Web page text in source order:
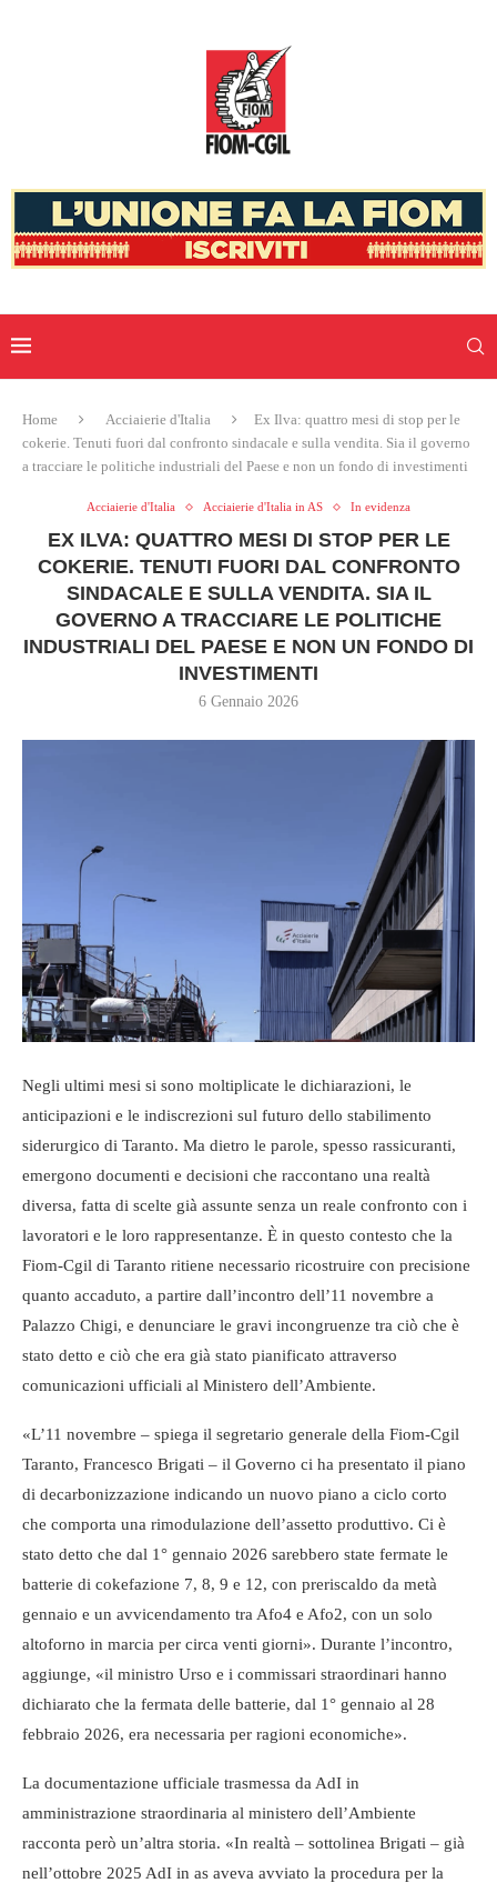
Home Acciaierie d'Italia
Ex Ilva: quattro mesi di stop per le
cokerie. Tenuti fuori dal confronto sindacale e sulla vendita. Sia il governo
a tracciare le politiche industriali del Paese e non un fondo di investimenti
Acciaierie d'Italia Acciaierie d'Italia in AS In evidenza
EX ILVA: QUATTRO MESI DI STOP PER LE
COKERIE. TENUTI FUORI DAL CONFRONTO
SINDACALE E SULLA VENDITA. SIA IL
GOVERNO A TRACCIARE LE POLITICHE
INDUSTRIALI DEL PAESE E NON UN FONDO DI
INVESTIMENTI
6 Gennaio 2026
Negli ultimi mesi si sono moltiplicate le dichiarazioni, le
anticipazioni e le indiscrezioni sul futuro dello stabilimento
siderurgico di Taranto. Ma dietro le parole, spesso rassicuranti,
emergono documenti e decisioni che raccontano una realtà
diversa, fatta di scelte già assunte senza un reale confronto con i
lavoratori e le loro rappresentanze. È in questo contesto che la
Fiom-Cgil di Taranto ritiene necessario ricostruire con precisione
quanto accaduto, a partire dall’incontro dell’11 novembre a
Palazzo Chigi, e denunciare le gravi incongruenze tra ciò che è
stato detto e ciò che era già stato pianificato attraverso
comunicazioni ufficiali al Ministero dell’Ambiente.
«L’11 novembre – spiega il segretario generale della Fiom-Cgil
Taranto, Francesco Brigati – il Governo ci ha presentato il piano
di decarbonizzazione indicando un nuovo piano a ciclo corto
che comporta una rimodulazione dell’assetto produttivo. Ci è
stato detto che dal 1° gennaio 2026 sarebbero state fermate le
batterie di cokefazione 7, 8, 9 e 12, con preriscaldo da metà
gennaio e un avvicendamento tra Afo4 e Afo2, con un solo
altoforno in marcia per circa venti giorni». Durante l’incontro,
aggiunge, «il ministro Urso e i commissari straordinari hanno
dichiarato che la fermata delle batterie, dal 1° gennaio al 28
febbraio 2026, era necessaria per ragioni economiche».
La documentazione ufficiale trasmessa da AdI in
amministrazione straordinaria al ministero dell’Ambiente
racconta però un’altra storia. «In realtà – sottolinea Brigati – già
nell’ottobre 2025 AdI in as aveva avviato la procedura per la